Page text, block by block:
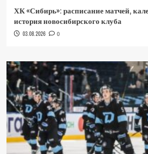
ХК «Сибирь»: расписание матчей,
история новосибирского клуба
03.08.2026 0